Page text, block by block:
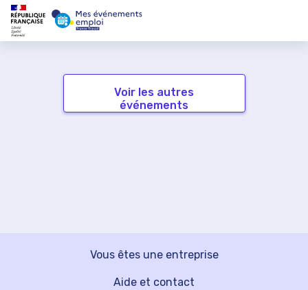
Voir les autres
événements
Vous êtes une entreprise
Aide et contact